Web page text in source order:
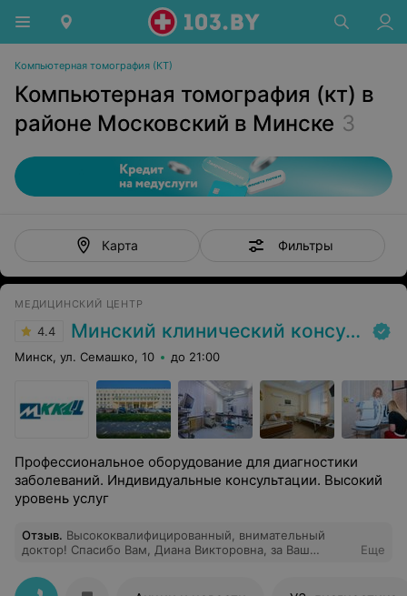
Компьютерная томография (КТ)
Компьютерная томография (кт) в
районе Московский в Минске 3
Карта Фильтры
МЕДИЦИНСКИЙ ЦЕНТР
4.4 Минский клинический консультативно-диагностический центр
Минск, ул. Семашко, 10 до 21:00
Профессиональное оборудование для диагностики
заболеваний. Индивидуальные консультации. Высокий
уровень услуг
Отзыв. Высококвалифицированный, внимательный
доктор! Спасибо Вам, Диана Викторовна, за Ваш
которые нуждаются в Вашей помощи!
Еще